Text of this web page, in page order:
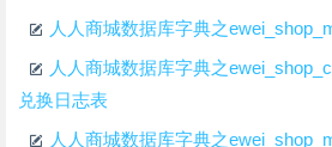
人人商城数据库字典之
人人商城数据库字典之
兑换日志表
人人商城数据库字典之